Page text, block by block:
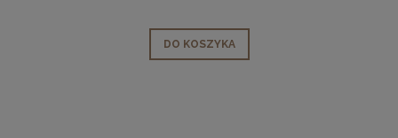
DO KOSZYKA